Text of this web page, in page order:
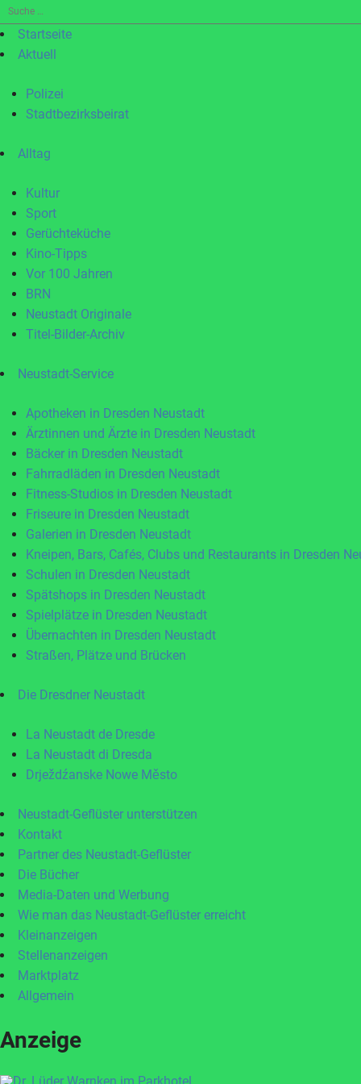
Suche
nach:Startseite
Aktuell
Polizei
Stadtbezirksbeirat
Alltag
Kultur
Sport
Gerüchteküche
Kino-Tipps
Vor 100 Jahren
BRN
Neustadt Originale
Titel-Bilder-Archiv
Neustadt-Service
Apotheken in Dresden Neustadt
Ärztinnen und Ärzte in Dresden Neustadt
Bäcker in Dresden Neustadt
Fahrradläden in Dresden Neustadt
Fitness-Studios in Dresden Neustadt
Friseure in Dresden Neustadt
Galerien in Dresden Neustadt
Kneipen, Bars, Cafés, Clubs und Restaurants in Dresden
Schulen in Dresden Neustadt
Spätshops in Dresden Neustadt
Spielplätze in Dresden Neustadt
Übernachten in Dresden Neustadt
Straßen, Plätze und Brücken
Die Dresdner Neustadt
La Neustadt de Dresde
La Neustadt di Dresda
Drježdźanske Nowe Město
Neustadt-Geflüster unterstützen
Kontakt
Partner des Neustadt-Geflüster
Die Bücher
Media-Daten und Werbung
Wie man das Neustadt-Geflüster erreicht
Kleinanzeigen
Stellenanzeigen
Marktplatz
Allgemein
Anzeige